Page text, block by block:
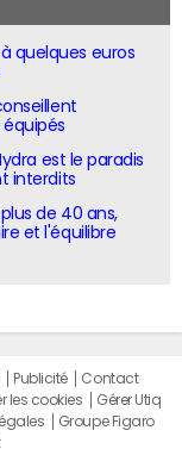
quelques euros
est le paradis
interdits
de 40 ans,
et l'équilibre
Publicité
Contact
les cookies
Gérer Utiq
Groupe Figaro